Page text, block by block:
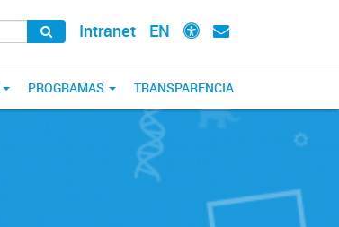
Intranet EN
PROGRAMAS TRANSPARENCIA